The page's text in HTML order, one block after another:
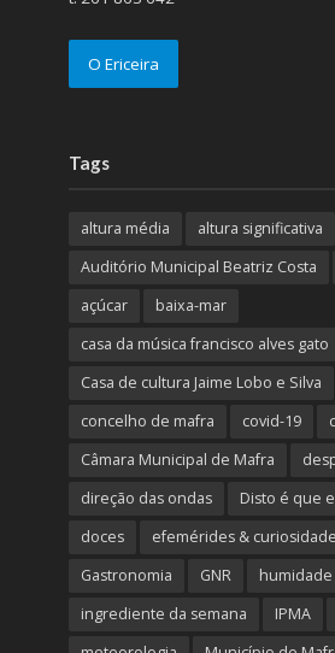
O Ericeira
Tags
altura média altura significativa
Auditório Municipal Beatriz Costa
açúcar
baixa-mar
casa da música francisco alves gato
Casa de cultura Jaime Lobo e Silva
concelho de mafra
covid-19
Câmara Municipal de Mafra
direção das ondas
Disto é que
doces
efemérides &
Gastronomia
GNR
humidade
ingrediente da semana
IPMA